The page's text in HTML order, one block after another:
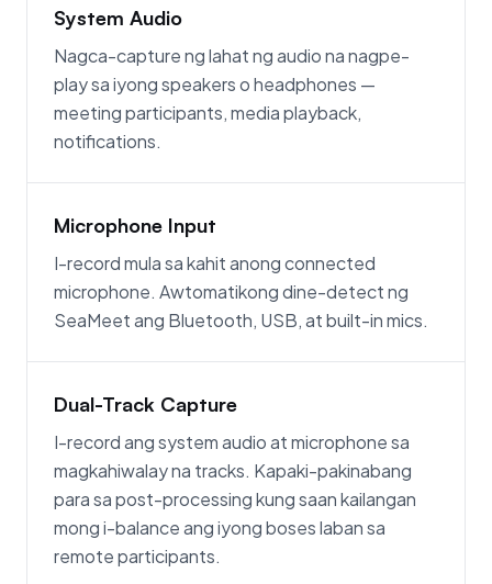
System Audio
Nagca-capture ng lahat ng audio na nagpe-
play sa iyong speakers o headphones —
meeting participants, media playback,
notifications.
Microphone Input
I-record mula sa kahit anong connected
microphone. Awtomatikong dine-detect ng
SeaMeet ang Bluetooth, USB, at built-in mics.
Dual-Track Capture
I-record ang system audio at microphone sa
magkahiwalay na tracks. Kapaki-pakinabang
para sa post-processing kung saan kailangan
mong i-balance ang iyong boses laban sa
remote participants.